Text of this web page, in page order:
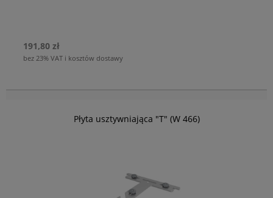
191,80 zł
bez 23% VAT i kosztów dostawy
Płyta usztywniająca "T" (W 466)